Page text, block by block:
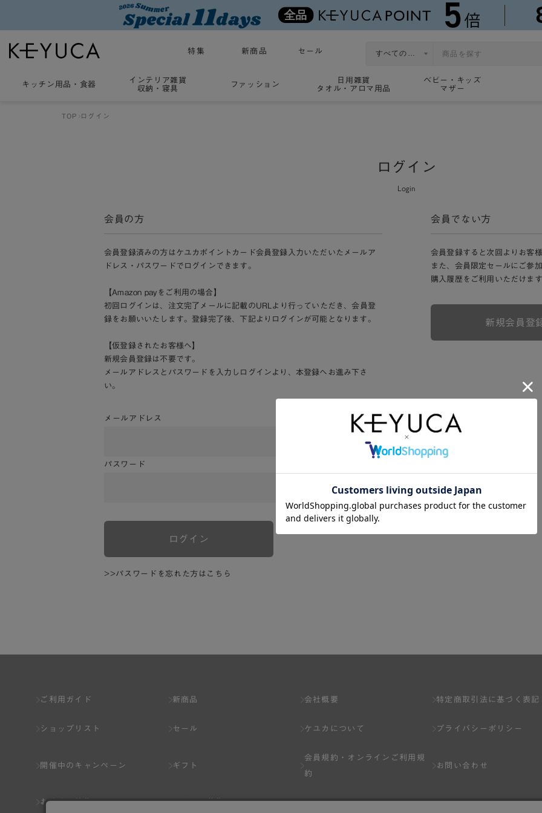
特集 新商品 セール
キッチン用品 ・ 食器
インテリア雑貨
収納・寝具
ファッション
日用雑貨
タオル・アロマ用品
ベビー・キッズ
マザー
TOP ログイン
ログイン
Login
会員の方
会員登録済みの方はケユカポイントカード会員登録入力いただいたメールア
ドレス・パスワードでログインできます。
【Amazon payをご利用の場合】
初回ログインは、注文完了メールに記載のURLより行っていただき、会員登
録をお願いいたします。登録完了後、下記よりログインが可能となります。
【仮登録されたお客様へ】
新規会員登録は不要です。
メールアドレスとパスワードを入力しログインより、本登録へお進み下さ
い。
メールアドレス
パスワード
ログイン
>>パスワードを忘れた方はこちら
会員でない方
会員登録すると次回よりお客
また、会員限定セールにご参
購入履歴をご利用いただけま
新規会員登
ご利用ガイド
ショップリスト
開催中のキャンペーン
おすすめ特集
新商品
セール
ギフト
スタッフ募集
会社概要
ケユカについて
会員規約・
オンラインご利用規
約
Q&A
特定商取引法に基づく表記
プライバシーポリシー
お問い合わせ